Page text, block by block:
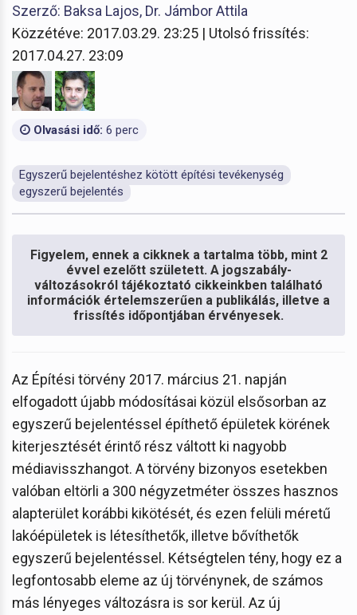
Szerző: Baksa Lajos, Dr. Jámbor Attila
Közzétéve: 2017.03.29. 23:25 | Utolsó frissítés:
2017.04.27. 23:09
Olvasási idő: 6 perc
Egyszerű bejelentéshez kötött építési tevékenység
egyszerű bejelentés
Figyelem, ennek a cikknek a tartalma több, mint 2
évvel ezelőtt született. A jogszabály-
változásokról tájékoztató cikkeinkben található
információk értelemszerűen a publikálás, illetve a
frissítés időpontjában érvényesek.
Az Építési törvény 2017. március 21. napján
elfogadott újabb módosításai közül elsősorban az
egyszerű bejelentéssel építhető épületek körének
kiterjesztését érintő rész váltott ki nagyobb
médiavisszhangot. A törvény bizonyos esetekben
valóban eltörli a 300 négyzetméter összes hasznos
alapterület korábbi kikötését, és ezen felüli méretű
lakóépületek is létesíthetők, illetve bővíthetők
egyszerű bejelentéssel. Kétségtelen tény, hogy ez a
legfontosabb eleme az új törvénynek, de számos
más lényeges változásra is sor kerül. Az új